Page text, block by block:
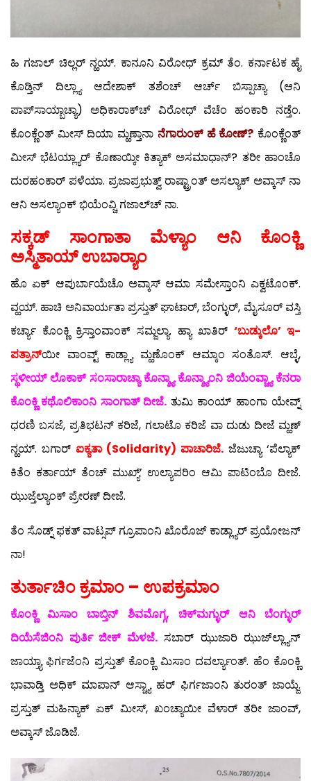
ಹಿ ಗಜಾಲ್ ಚಿಲ್ಲರ್ ನ್ಹಯ್. ಕಾನೂನಿ ವಿರೋಧ್ ಕ್ರಮ್ ತೆಂ. ಕರ್ನಾಟಕ ಹೈ
ಕೊಡ್ತಿನ್ ದಿಲ್ಲ್ಯಾ ಆದೇಶಾಕ್ ತಶೆಂಚ್ ಆರ್ಚ್ ಬಿಸ್ಪಾಚ್ಯಾ (ಆನಿ
ಪಾಪ್‍ಸಾಯ್ಬಾಚ್ಯಾ) ಅಧಿಕಾರಾಕ್‍ಚ್ ವಿರೋಧ್ ವೆಚೆಂ ಹಂಕಾರಿ ನಡ್ತೆಂ.
ಕೊಂಕ್ಣೆಂತ್ ಮೀಸ್ ದಿಯಾ ಮ್ಹಣ್ತಾನಾ ನೆಗಾರುಂಕ್ ಹೆ ಕೋಣ್? ಕೊಂಕ್ಣೆಂತ್
ಮೀಸ್ ಭೆಟಯ್ಲ್ಯಾರ್ ಕೊಣಾಯ್ಕೀ ಕಿತ್ಯಾಕ್ ಅಸಮಾಧಾನ್? ತರೀ ಹಾಂಚೊ
ದುರಹಂಕಾರ್ ಪಳೆಯಾ. ಪ್ರಜಾಪ್ರಭುತ್ವ್ ರಾಷ್ಟ್ರಾಂತ್ ಅಸಲ್ಯಾಕ್ ಅವ್ಕಾಸ್ ನಾ
ಆನಿ ಅಸಲ್ಯಾಂಕ್ ಭಿಯೆಂವ್ಚಿ ಗಜಾಲ್‍ಚ್ ನಾ.
ಸಕ್ಕಡ್ ಸಾಂಗಾತಾ ಮೆಳ್ಯಾಂ ಆನಿ ಕೊಂಕ್ಣಿ
ಅಸ್ಮಿತಾಯ್ ಉಬಾರ‍್ಯಾಂ
ಹೊ ಏಕ್ ಆಪುರ್ಬಾಯೆಚೊ ಅವ್ಕಾಸ್ ಆಮಾ ಸಮೇಸ್ತಾಂನಿ ಎಕ್ವಟೊಂಕ್.
ವ್ಹಯ್. ಹಾಚಿ ಅನಿವಾರ್ಯತಾ ಪ್ರಸ್ತುತ್ ಘಾಟಾರ್, ಬೆಂಗ್ಳುರ್, ಮೈಸೂರ್ ವಸ್ತಿ
ಕರ್ಚ್ಯಾ ಕೊಂಕ್ಣಿ ಕ್ರಿಸ್ತಾಂವಾಂಕ್ ಸಮ್ಜಲ್ಯಾ. ಹ್ಯಾ ಖಾತಿರ್ ‘ಬುಡ್ಕುಲೊ’ ಇ-
ಪತ್ರಾನ್‍ಯೀ ವಾಂವ್ಟ್ ಕಾಡ್ಲ್ಯಾ ಮ್ಹಣೊಂಕ್ ಆಮ್ಕಾಂ ಸಂತೊಸ್. ಆಬ್ಳೆ,
ಸ್ಥಳೀಯ್ ಲೊಕಾಕ್ ಸಂಸಾರಾಚ್ಯಾ ಕೊನ್ಶ್ಯಾ ಕೊನ್ಶ್ಯಾಂನಿ ಜಿಯೆಂವ್ಚ್ಯಾ ಕೆನರಾ
ಕೊಂಕ್ಣಿ ಕಥೊಲಿಕಾಂನಿ ಸಾಂಗಾತ್ ದೀಜೆ.ತುಮಿ ಕಾಂಯ್ ಹಾಂಗಾ ಯೇವ್ನ್
ಧರಣಿ ಬಸಜೆ, ಪ್ರತಿಭಟನ್ ಕರಿಜೆ, ಗಲಾಟೊ ಕರಿಜೆ ವಾ ದುಡು ದೀಜೆ ಮ್ಹಣ್
ನ್ಹಯ್. ಬಗಾರ್ ಐಕ್ಯತಾ (Solidarity) ಪಾಚಾರಿಜೆ. ಜೆಜುಚ್ಯಾ ‘ಪೆಲ್ಯಾಕ್
ಕಿತೆಂ ಕರ್ತಾಯ್ ತೆಂಚ್ ಮುಖ್ಯ್’ ಉಲ್ಯಾಪರಿಂ ಆಮಿ ಪಾಟಿಂಬೊ ದೀಜೆ.
ಝುಜ್ತೆಲ್ಯಾಂಕ್ ಪ್ರೇರಣ್ ದೀಜೆ.
ತೆಂ ಸೊಡ್ನ್ ಫಕತ್ ವಾಟ್ಸಪ್ ಗ್ರೂಪಾಂನಿ ಖೊರೊಜ್ ಕಾಡ್ಲ್ಯಾರ್ ಪ್ರಯೋಜನ್
ನಾ!
ತುರ್ತಾಚಿಂ ಕ್ರಮಾಂ – ಉಪಕ್ರಮಾಂ
ಕೊಂಕ್ಣಿ ಮಿಸಾಂ ಬಾಬ್ತಿನ್ ಶಿವಮೊಗ್ಗ, ಚಿಕ್‍ಮಗ್ಳುರ್ ಆನಿ ಬೆಂಗ್ಳುರ್
ದಿಯೆಸೆಜಿಂನಿ ಪುರ್ತಿ ಜೀಕ್ ಮೆಳಜೆ.ಸಬಾರ್ ಝುಜಾರಿ ಝುಜ್‍ಲ್ಲ್ಯಾನ್
ಜಾಯ್ತ್ಯಾ ಫಿರ್ಗಜೆಂನಿ ಪ್ರಸ್ತುತ್ ಕೊಂಕ್ಣಿ ಮಿಸಾಂ ದವರ್ಲ್ಯಾಂತ್. ಹೆಂ ಕೊಂಕ್ಣಿ
ಭಾವಾಡ್ತಿ ಅಧಿಕ್ ಮಾಪಾನ್ ಆಸ್ಚ್ಯಾ ಹರ್ ಫಿರ್ಗಜಾಂನಿ ತುರಂತ್ ಜಾಯ್ಜೆ.
ಪ್ರಸ್ತುತ್ ಮಹಿನ್ಯಾಕ್ ಏಕ್ ಮೀಸ್, ಖಂಚ್ಯಾಯೀ ವೆಳಾರ್ ತರೀ ಜಾಂವ್,
ಅವ್ಕಾಸ್ ಜೊಡಿಜೆ.